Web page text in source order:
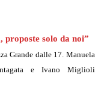
proposte solo da noi”
Grande dalle 17. Manuela
e Ivano Miglioli